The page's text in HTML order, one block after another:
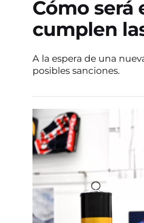
Cómo será
cumplen
A la espera de una
posibles sanciones.